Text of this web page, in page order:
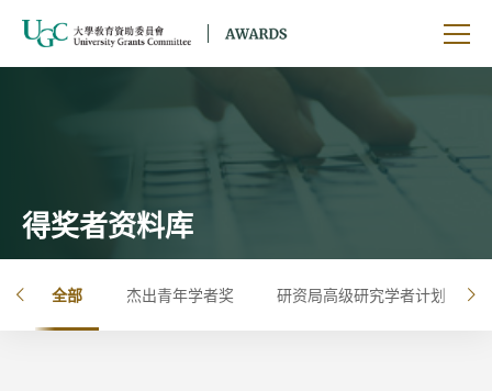
开
得奖者资料库
左 全部 杰出青年学者奖 研资局高级研究学者计划